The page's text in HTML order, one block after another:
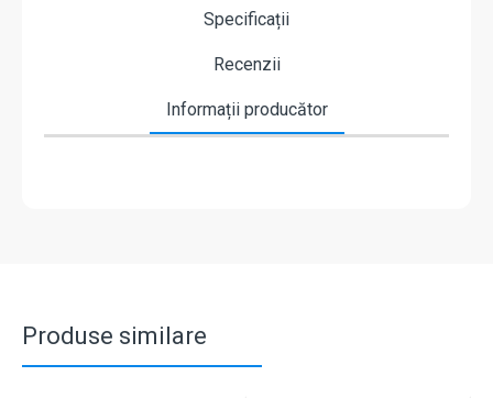
Specificații
Recenzii
Informații producător
Produse similare